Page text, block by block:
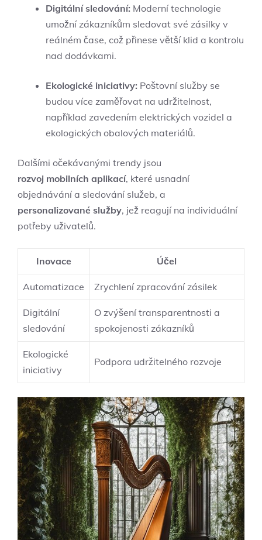
Digitální sledování: Moderní technologie
umožní zákazníkům sledovat své zásilky v
reálném čase, což přinese větší klid a kontrolu
nad dodávkami.
Ekologické iniciativy: Poštovní služby se
budou více zaměřovat na udržitelnost,
například zavedením elektrických vozidel a
ekologických obalových materiálů.
Dalšími očekávanými trendy jsou
rozvoj mobilních aplikací, které usnadní
objednávání a sledování služeb, a
personalizované služby, jež reagují na individuální
potřeby uživatelů.
Inovace Účel
Automatizace Zrychlení zpracování zásilek
Digitální
sledování
O zvýšení transparentnosti a
spokojenosti zákazníků
Ekologické
iniciativy
Podpora udržitelného rozvoje